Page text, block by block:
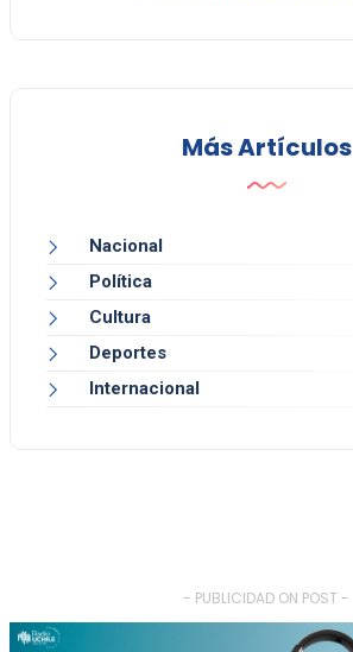
Más Artículos
Nacional
Política
Cultura
Deportes
Internacional
- PUBLICIDAD ON POST -